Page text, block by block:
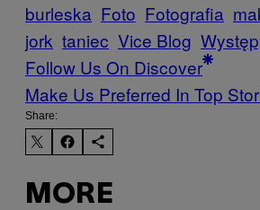
burleska Foto Fotografia
jork taniec Vice Blog
Follow Us On Discover
Make Us Preferred In Top
Share:
MORE